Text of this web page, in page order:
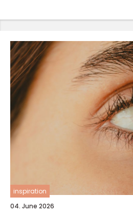
inspiration
04. June 2026